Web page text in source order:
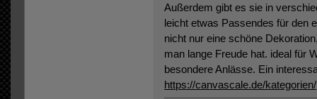
Außerdem gibt es sie in
leicht etwas Passendes für den
nicht nur eine schöne
man lange Freude hat. ideal für
besondere Anlässe. Ein
https://canvascale.de/